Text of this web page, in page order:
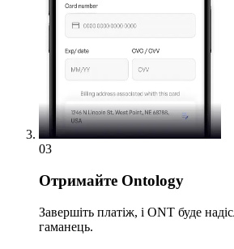
03
Отримайте Ontology
Завершіть платіж, і ONT буде
гаманець.